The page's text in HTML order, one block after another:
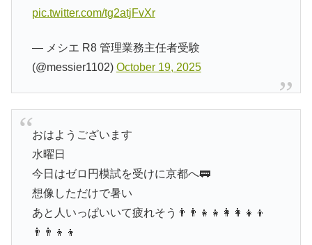
pic.twitter.com/tg2atjFvXr
— メシエ R8 管理業務主任者受験
(@messier1102) October 19, 2025
おはようございます
水曜日
今日はゼロ円模試を受けに京都へ🚃
想像しただけで暑い
あと人いっぱいいて疲れそう👨‍👨‍👧‍👧👩‍👩‍👧‍👦
👨‍👨‍👦‍👦